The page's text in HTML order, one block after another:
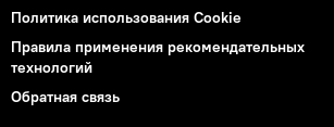
Политика использования Cookie
Правила применения рекомендательных
технологий
Обратная связь